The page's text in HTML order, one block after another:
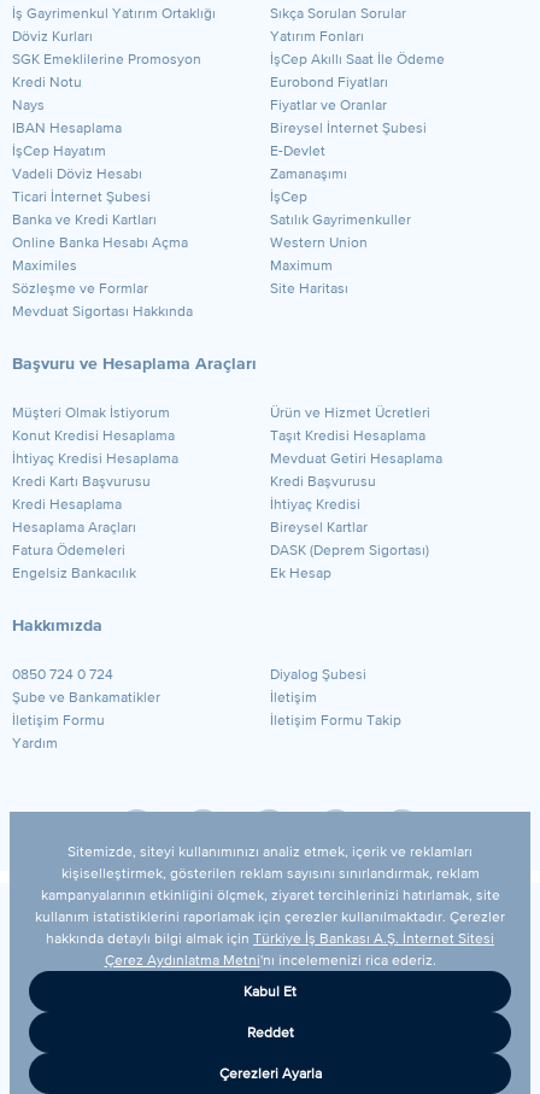
​İş Gayrimenkul Yatırım Ortaklığı
Sıkça Sorulan Sorular
Döviz Kurları
Yatırım Fonları
SGK Emeklilerine Promosyon
İşCep Akıllı Saat İle Ödeme
Kredi Notu
Eurobond Fiyatları
Nays
Fiyatlar ve Oranlar
IBAN Hesaplama
Bireysel İnternet Şubesi
İşCep Hayatım
E-Devlet
Vadeli Döviz Hesabı
Zamanaşımı
Ticari İnternet Şubesi
İşCep
Banka ve Kredi Kartları
Satılık Gayrimenkuller
Online Banka Hesabı Açma
Western Union
Maximiles
Maximum
Sözleşme ve Formlar
Site Haritası
Mevduat Sigortası Hakkında
Başvuru ve Hesaplama Araçları
Müşteri Olmak İstiyorum
Ürün ve Hizmet Ücretleri
Konut Kredisi Hesaplama
Taşıt Kredisi Hesaplama
İhtiyaç Kredisi Hesaplama
Mevduat Getiri Hesaplama
Kredi Kartı Başvurusu
Kredi Başvurusu
Kredi Hesaplama
İhtiyaç Kredisi
Hesaplama Araçları
Bireysel Kartlar
Fatura Ödemeleri
DASK (Deprem Sigortası)
Engelsiz Bankacılık
Ek Hesap
Hakkımızda
0850 724 0 724
Diyalog Şubesi
Şube ve Bankamatikler
İletişim
İletişim Formu
İletişim Formu Takip
Yardım
© 2026 Türkiye İş Bankası A.Ş.
Gizlilik Politikamız Kişisel Verilerin Korunması
Bilgi Toplumu Hizmetleri
Çerez Ayarları